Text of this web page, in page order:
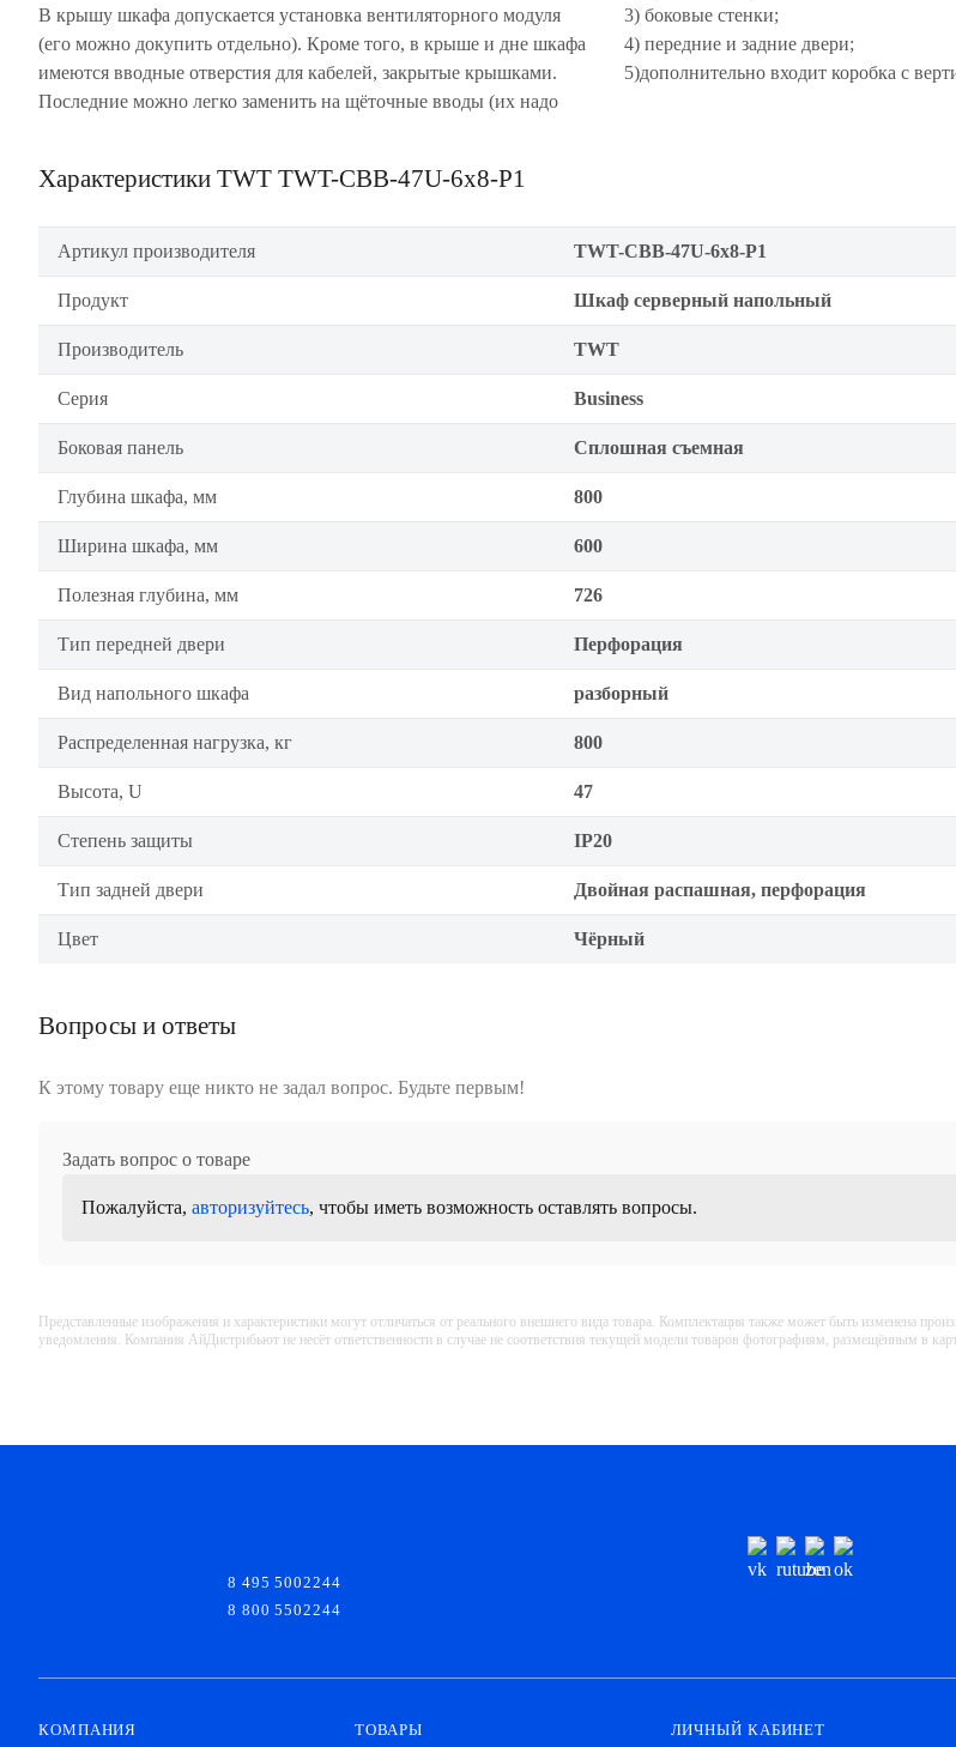
В крышу шкафа допускается установка вентиляторного модуля
(его можно докупить отдельно). Кроме того, в крыше и дне шкафа
имеются вводные отверстия для кабелей, закрытые крышками.
Последние можно легко заменить на щёточные вводы (их надо
3) боковые стенки;
4) передние и задние двери;
5)дополнительно входит коробка с
Характеристики TWT TWT-CBB-47U-6x8-P1
Артикул производителя TWT-CBB-47U-6x8-P1
Продукт Шкаф серверный напольный
Производитель TWT
Серия Business
Боковая панель Сплошная съемная
Глубина шкафа, мм 800
Ширина шкафа, мм 600
Полезная глубина, мм 726
Тип передней двери Перфорация
Вид напольного шкафа разборный
Распределенная нагрузка, кг 800
Высота, U 47
Степень защиты IP20
Тип задней двери Двойная распашная, перфорация
Цвет Чёрный
Вопросы и ответы
К этому товару еще никто не задал вопрос. Будьте первым!
Задать вопрос о товаре
Пожалуйста, авторизуйтесь, чтобы иметь возможность оставлять вопросы.
Представленные изображения и характеристики могут отличаться от реального внешнего вида товара. Комплектация также может быть изменена
уведомления. Компания АйДистрибьют не несёт ответственности в случае не соответствия текущей модели товаров фотографиям, размещённым в
8 495 5002244
8 800 5502244
КОМПАНИЯ ТОВАРЫ ЛИЧНЫЙ КАБИНЕТ